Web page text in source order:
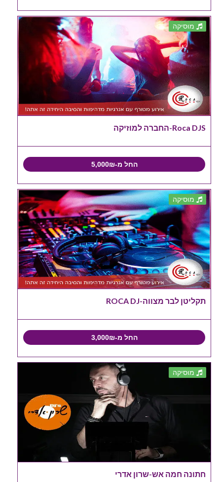
מוסיקה
Roca DJS-החברה למוזיקה
החל מ-5,000₪
מוסיקה
תקליטן לבר מצווה-ROCA DJ
החל מ-3,000₪
מוסיקה
חתונה חמה אש-שרון אדרי